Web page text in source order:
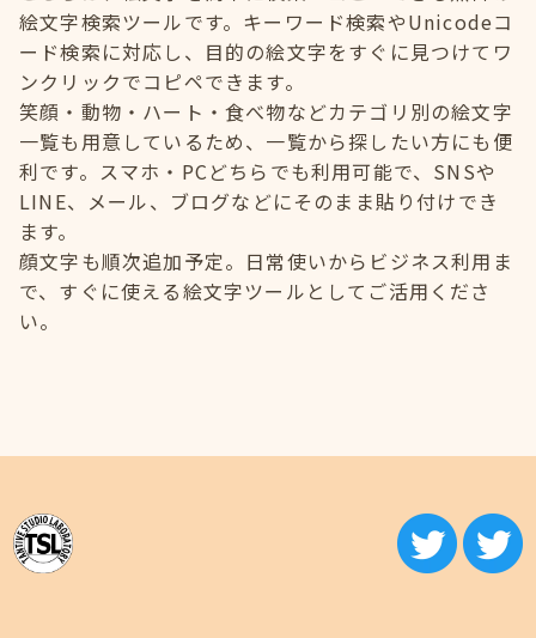
絵文字検索ツールです。キーワード検索やUnicodeコ
ード検索に対応し、目的の絵文字をすぐに見つけてワ
ンクリックでコピペできます。
笑顔・動物・ハート・食べ物などカテゴリ別の絵文字
一覧も用意しているため、一覧から探したい方にも便
利です。スマホ・PCどちらでも利用可能で、SNSや
LINE、メール、ブログなどにそのまま貼り付けでき
ます。
顔文字も順次追加予定。日常使いからビジネス利用ま
で、すぐに使える絵文字ツールとしてご活用くださ
い。